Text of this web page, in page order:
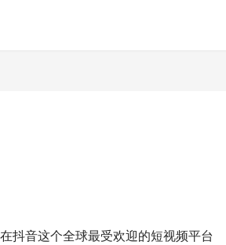
抖音这个全球最受欢迎的短视频平台